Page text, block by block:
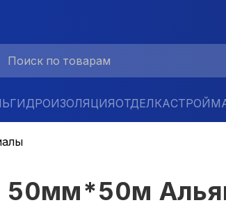
ГИДРОИЗОЛЯЦИЯОТДЕЛКА
50мм*50м